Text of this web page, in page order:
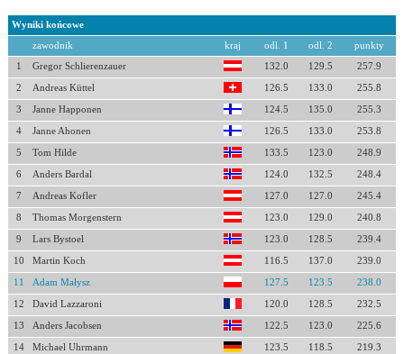
Wyniki końcowe
zawodnik kraj odl. 1 odl. 2 punkty
1 Gregor Schlierenzauer 132.0 129.5 257.9
2 Andreas Küttel 126.5 133.0 255.8
3 Janne Happonen 124.5 135.0 255.3
4 Janne Ahonen 126.5 133.0 253.8
5 Tom Hilde 133.5 123.0 248.9
6 Anders Bardal 124.0 132.5 248.4
7 Andreas Kofler 127.0 127.0 245.4
8 Thomas Morgenstern 123.0 129.0 240.8
9 Lars Bystoel 123.0 128.5 239.4
10 Martin Koch 116.5 137.0 239.0
11 Adam Małysz 127.5 123.5 238.0
12 David Lazzaroni 120.0 128.5 232.5
13 Anders Jacobsen 122.5 123.0 225.6
14 Michael Uhrmann 123.5 118.5 219.3